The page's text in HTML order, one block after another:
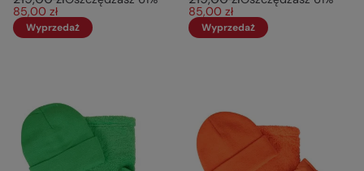
85,00 zł
Wyprzedaż
85,00 zł
Wyprzedaż